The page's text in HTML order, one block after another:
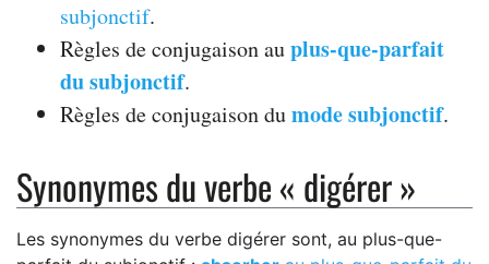
subjonctif.
Règles de conjugaison auplus-que-parfait
du subjonctif.
Règles de conjugaison dumode subjonctif.
Synonymes du verbe « digérer »
Les synonymes du verbe digérer sont, au plus-que-